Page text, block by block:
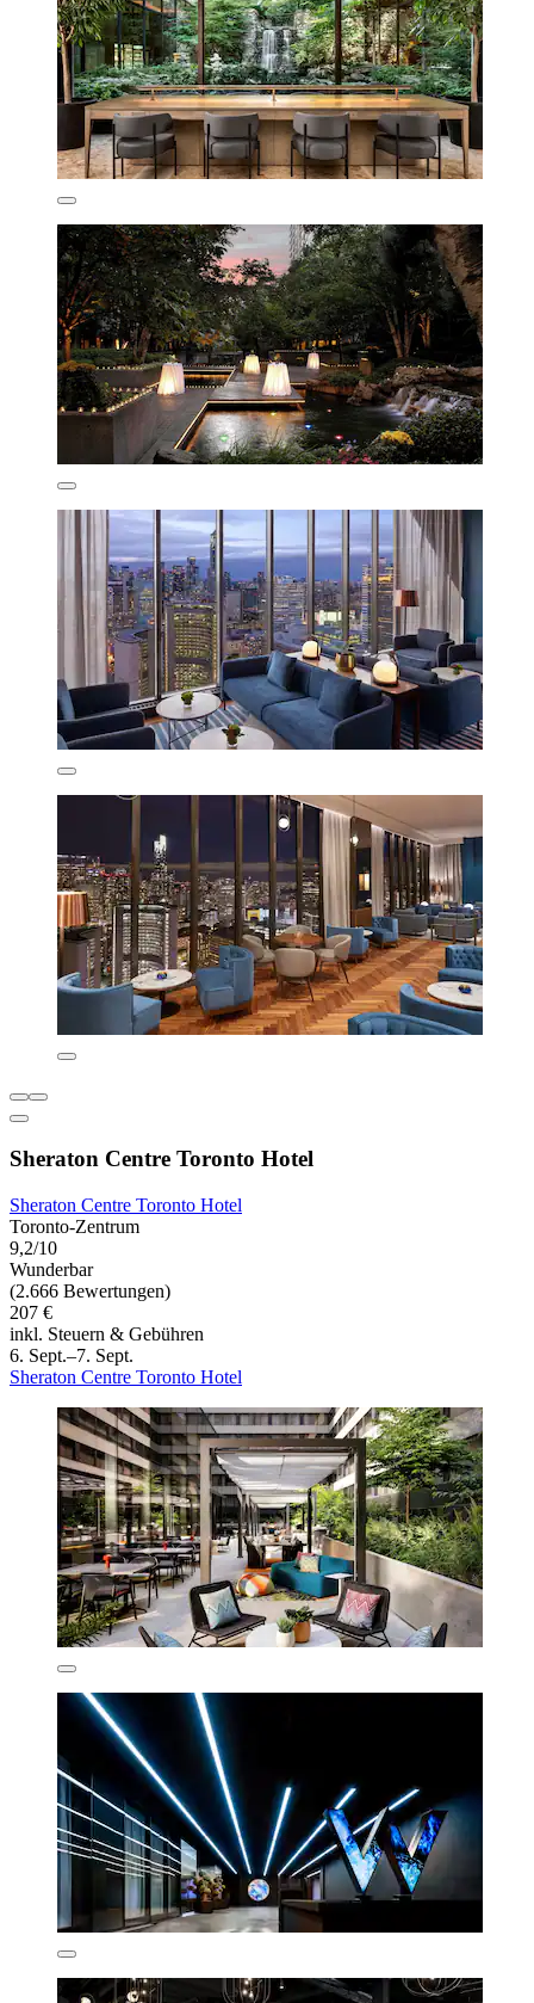
Sheraton Centre Toronto Hotel
Sheraton Centre Toronto Hotel
Toronto-Zentrum
9,2/10
Wunderbar
(2.666 Bewertungen)
207 €
inkl. Steuern & Gebühren
6. Sept.–7. Sept.
Sheraton Centre Toronto Hotel